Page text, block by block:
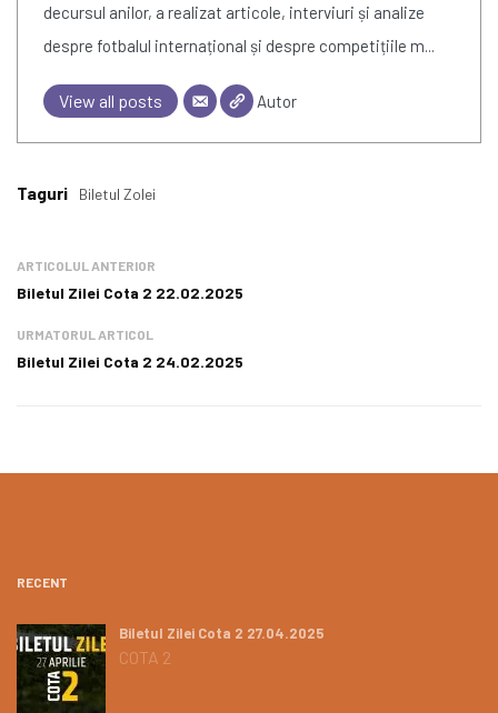
decursul anilor, a realizat articole, interviuri și analize
despre fotbalul internațional și despre competițiile m...
View all posts Autor
Taguri Biletul Zolei
ARTICOLUL ANTERIOR
Biletul Zilei Cota 2 22.02.2025
URMATORUL ARTICOL
Biletul Zilei Cota 2 24.02.2025
RECENT
Biletul Zilei Cota 2 27.04.2025
COTA 2